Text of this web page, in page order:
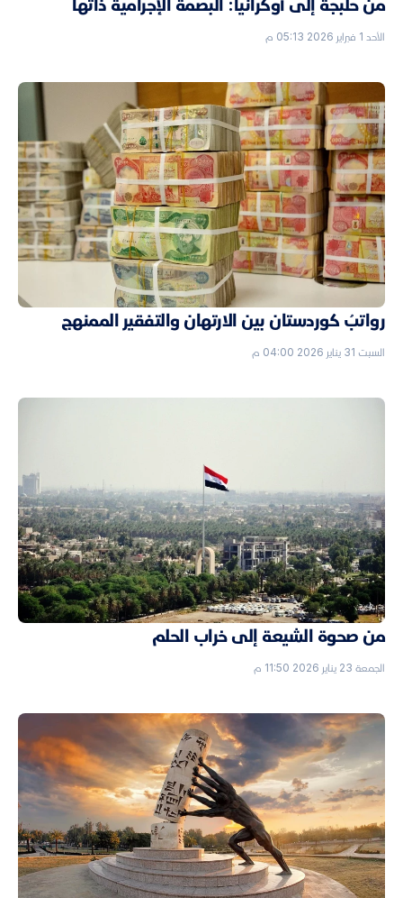
من حلبجة إلى أوكرانيا: البصمة الإجرامية ذاتها
الأحد 1 فبراير 2026 05:13 م
رواتبُ كوردستان بين الارتهان والتفقير الممنهج
السبت 31 يناير 2026 04:00 م
من صحوة الشيعة إلى خراب الحلم
الجمعة 23 يناير 2026 11:50 م